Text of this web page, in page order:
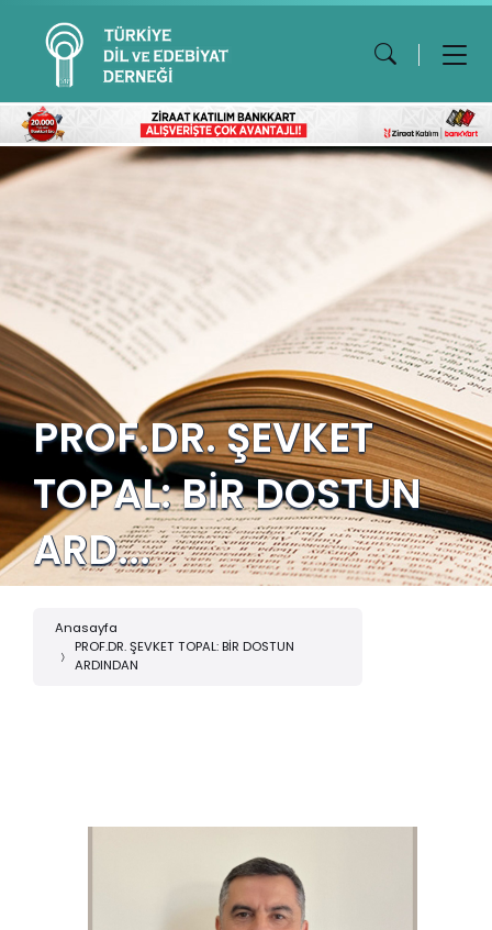
PROF.DR. ŞEVKET
TOPAL: BİR DOSTUN
ARD...
Anasayfa
PROF.DR. ŞEVKET TOPAL: BİR DOSTUN
ARDINDAN